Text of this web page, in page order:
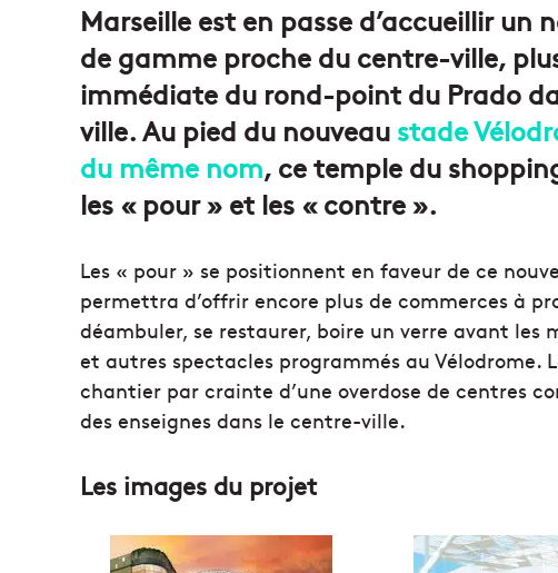
Marseille est en passe d’accueillir
de gamme proche du centre-ville,
immédiate du rond-point du Prado
ville. Au pied du nouveau stade
du même nom, ce temple du
les « pour » et les « contre ».
Les « pour » se positionnent en faveur de ce
permettra d’offrir encore plus de commerces à
déambuler, se restaurer, boire un verre avant les
et autres spectacles programmés au Vélodrome.
chantier par crainte d’une overdose de centres
des enseignes dans le centre-ville.
Les images du projet